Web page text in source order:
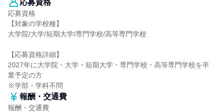
応募資格
応募資格
【対象の学校種】
大学院/大学/短期大学/専門学校/高等専門学校
【応募資格詳細】
2027年に大学院・大学・短期大学・専門学校・高等専門学校を卒
業予定の方
※学部・学科不問
報酬・交通費
報酬・交通費